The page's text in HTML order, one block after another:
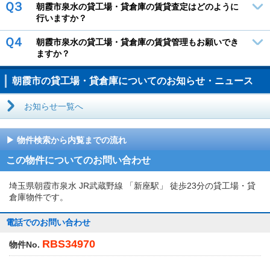
Ｑ３
朝霞市泉水の貸工場・貸倉庫の賃貸査定はどのように
行いますか？
Ｑ４
朝霞市泉水の貸工場・貸倉庫の賃貸管理もお願いでき
ますか？
朝霞市の貸工場・貸倉庫についてのお知らせ・ニュース
お知らせ一覧へ
物件検索から内覧までの流れ
この物件についてのお問い合わせ
埼玉県朝霞市泉水 JR武蔵野線 「新座駅」 徒歩23分の貸工場・貸
倉庫物件です。
電話でのお問い合わせ
物件No. RBS34970